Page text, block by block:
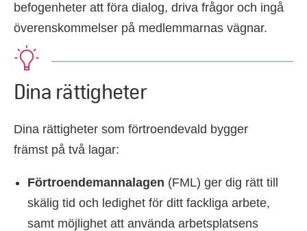
befogenheter att föra dialog, driva frågor och ingå
överenskommelser på medlemmarnas vägnar.
Dina rättigheter
Dina rättigheter som förtroendevald bygger
främst på två lagar:
Förtroendemannalagen (FML) ger dig rätt till
skälig tid och ledighet för ditt fackliga arbete,
samt möjlighet att använda arbetsplatsens